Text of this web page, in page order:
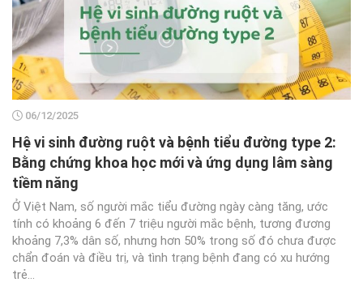
06/12/2025
Hệ vi sinh đường ruột và bệnh tiểu đường type 2:
Bằng chứng khoa học mới và ứng dụng lâm sàng
tiềm năng
Ở Việt Nam, số người mắc tiểu đường ngày càng tăng, ước
tính có khoảng 6 đến 7 triệu người mắc bệnh, tương đương
khoảng 7,3% dân số, nhưng hơn 50% trong số đó chưa được
chẩn đoán và điều trị, và tình trạng bệnh đang có xu hướng
trẻ...